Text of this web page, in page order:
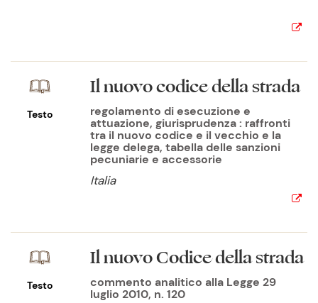
Testo
Il nuovo codice della strada
regolamento di esecuzione e
attuazione, giurisprudenza : raffronti
tra il nuovo codice e il vecchio e la
legge delega, tabella delle sanzioni
pecuniarie e accessorie
Italia
Testo
Il nuovo Codice della strada
commento analitico alla Legge 29
luglio 2010, n. 120